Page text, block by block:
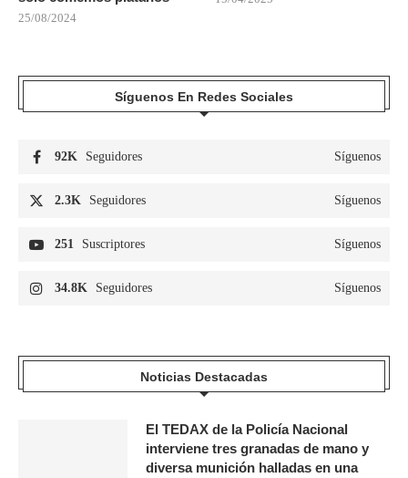
25/08/2024
Síguenos En Redes Sociales
92K Seguidores Síguenos
2.3K Seguidores Síguenos
251 Suscriptores Síguenos
34.8K Seguidores Síguenos
Noticias Destacadas
El TEDAX de la Policía Nacional
interviene tres granadas de mano y
diversa munición halladas en una